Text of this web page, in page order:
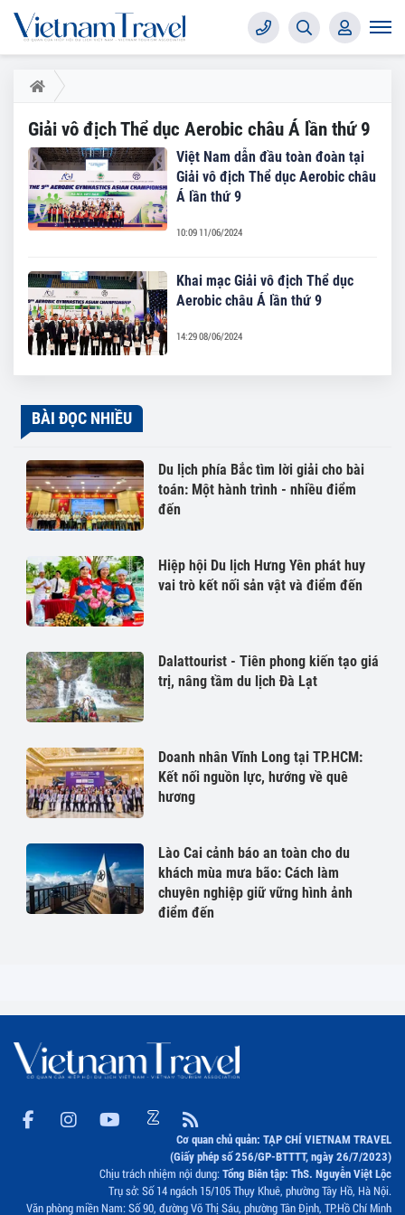
Giải vô địch Thể dục Aerobic châu Á lần thứ 9
Việt Nam dẫn đầu toàn đoàn tại
Giải vô địch Thể dục Aerobic châu
Á lần thứ 9
10:09 11/06/2024
Khai mạc Giải vô địch Thể dục
Aerobic châu Á lần thứ 9
14:29 08/06/2024
BÀI ĐỌC NHIỀU
Du lịch phía Bắc tìm lời giải cho bài
toán: Một hành trình - nhiều điểm
đến
Hiệp hội Du lịch Hưng Yên phát huy
vai trò kết nối sản vật và điểm đến
Dalattourist - Tiên phong kiến tạo giá
trị, nâng tầm du lịch Đà Lạt
Doanh nhân Vĩnh Long tại TP.HCM:
Kết nối nguồn lực, hướng về quê
hương
Lào Cai cảnh báo an toàn cho du
khách mùa mưa bão: Cách làm
chuyên nghiệp giữ vững hình ảnh
điểm đến
Cơ quan chủ quản: TẠP CHÍ VIETNAM TRAVEL
(Giấy phép số 256/GP-BTTTT, ngày 26/7/2023)
Chịu trách nhiệm nội dung: Tổng Biên tập: ThS. Nguyễn Việt Lộc
Trụ sở: Số 14 ngách 15/105 Thụy Khuê, phường Tây Hồ, Hà Nội.
Văn phòng miền Nam: Số 90, đường Võ Thị Sáu, phường Tân Định, TP.Hồ Chí Minh